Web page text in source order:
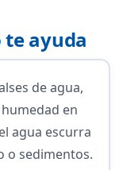
te ayuda
de agua,
en
agua escurra
o sedimentos.